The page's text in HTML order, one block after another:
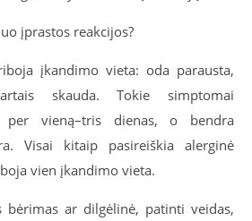
įprastos reakcijos?
įkandimo vieta: oda parausta,
skauda. Tokie simptomai
per vieną–tris dienas, o bendra
Visai kitaip pasireiškia alerginė
vien įkandimo vieta.
bėrimas ar dilgėlinė, patinti veidas,